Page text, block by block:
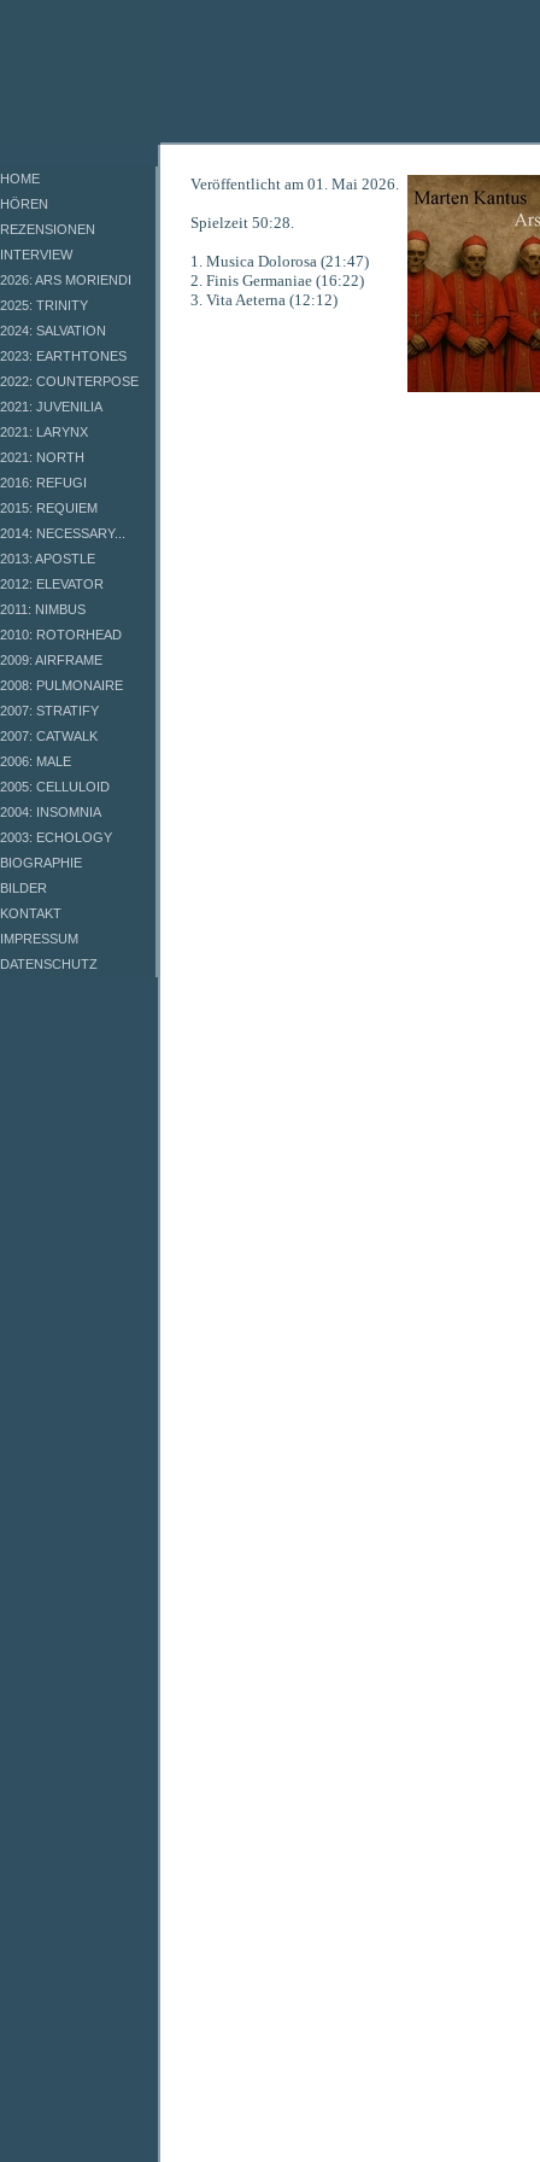
HOME
HÖREN
REZENSIONEN
INTERVIEW
2026: ARS MORIENDI
2025: TRINITY
2024: SALVATION
2023: EARTHTONES
2022: COUNTERPOSE
2021: JUVENILIA
2021: LARYNX
2021: NORTH
2016: REFUGI
2015: REQUIEM
2014: NECESSARY...
2013: APOSTLE
2012: ELEVATOR
2011: NIMBUS
2010: ROTORHEAD
2009: AIRFRAME
2008: PULMONAIRE
2007: STRATIFY
2007: CATWALK
2006: MALE
2005: CELLULOID
2004: INSOMNIA
2003: ECHOLOGY
BIOGRAPHIE
BILDER
KONTAKT
IMPRESSUM
DATENSCHUTZ
Veröffentlicht am 01. Mai 2026.
Spielzeit 50:28.
1. Musica Dolorosa (21:47)
2. Finis Germaniae (16:22)
3. Vita Aeterna (12:12)